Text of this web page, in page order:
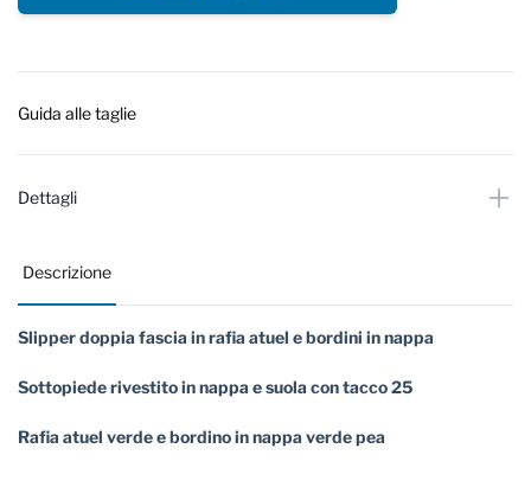
Guida alle taglie
Dettagli
Descrizione
Slipper doppia fascia in rafia atuel e bordini in nappa
Sottopiede rivestito in nappa e suola con tacco 25
Rafia atuel verde e bordino in nappa verde pea